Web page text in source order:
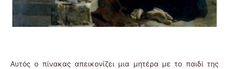
Αυτός ο πίνακας απεικονίζει μια μητέρα με το παιδί της